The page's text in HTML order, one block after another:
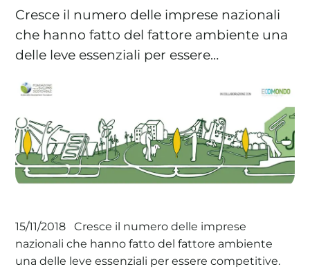
La tua cooperativa energetica sostenibile
Area Soci|Aderisci a WeForGreen
BLOG
CONTATTI
PASSA A WEFORGREEN
Cresce il numero delle imprese nazionali
che hanno fatto del fattore ambiente una
delle leve essenziali per essere…
15/11/2018
Cresce il numero delle imprese
nazionali che hanno fatto del fattore ambiente
una delle leve essenziali per essere competitive.